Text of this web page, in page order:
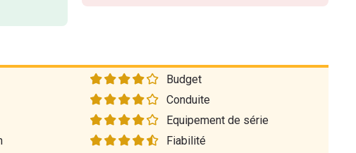
Budget
Conduite
Equipement de série
Fiabilité